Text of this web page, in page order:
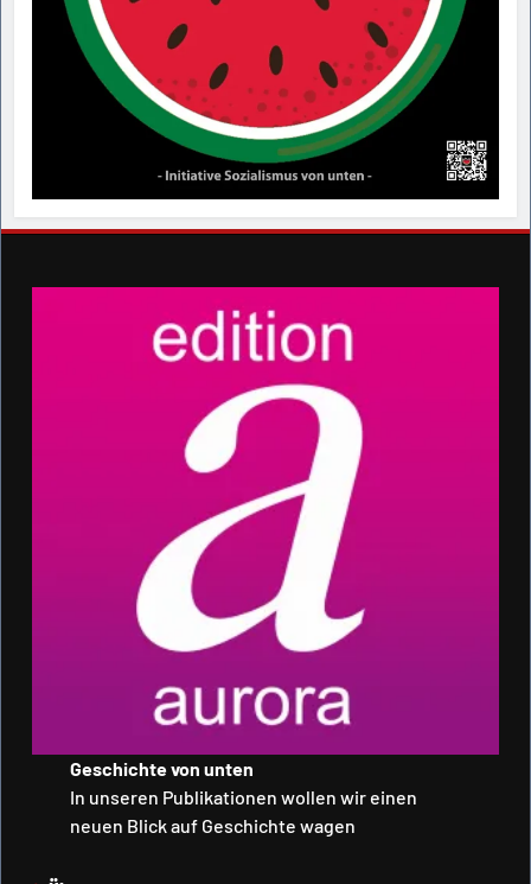
Geschichte von unten
In unseren Publikationen wollen wir einen
neuen Blick auf Geschichte wagen